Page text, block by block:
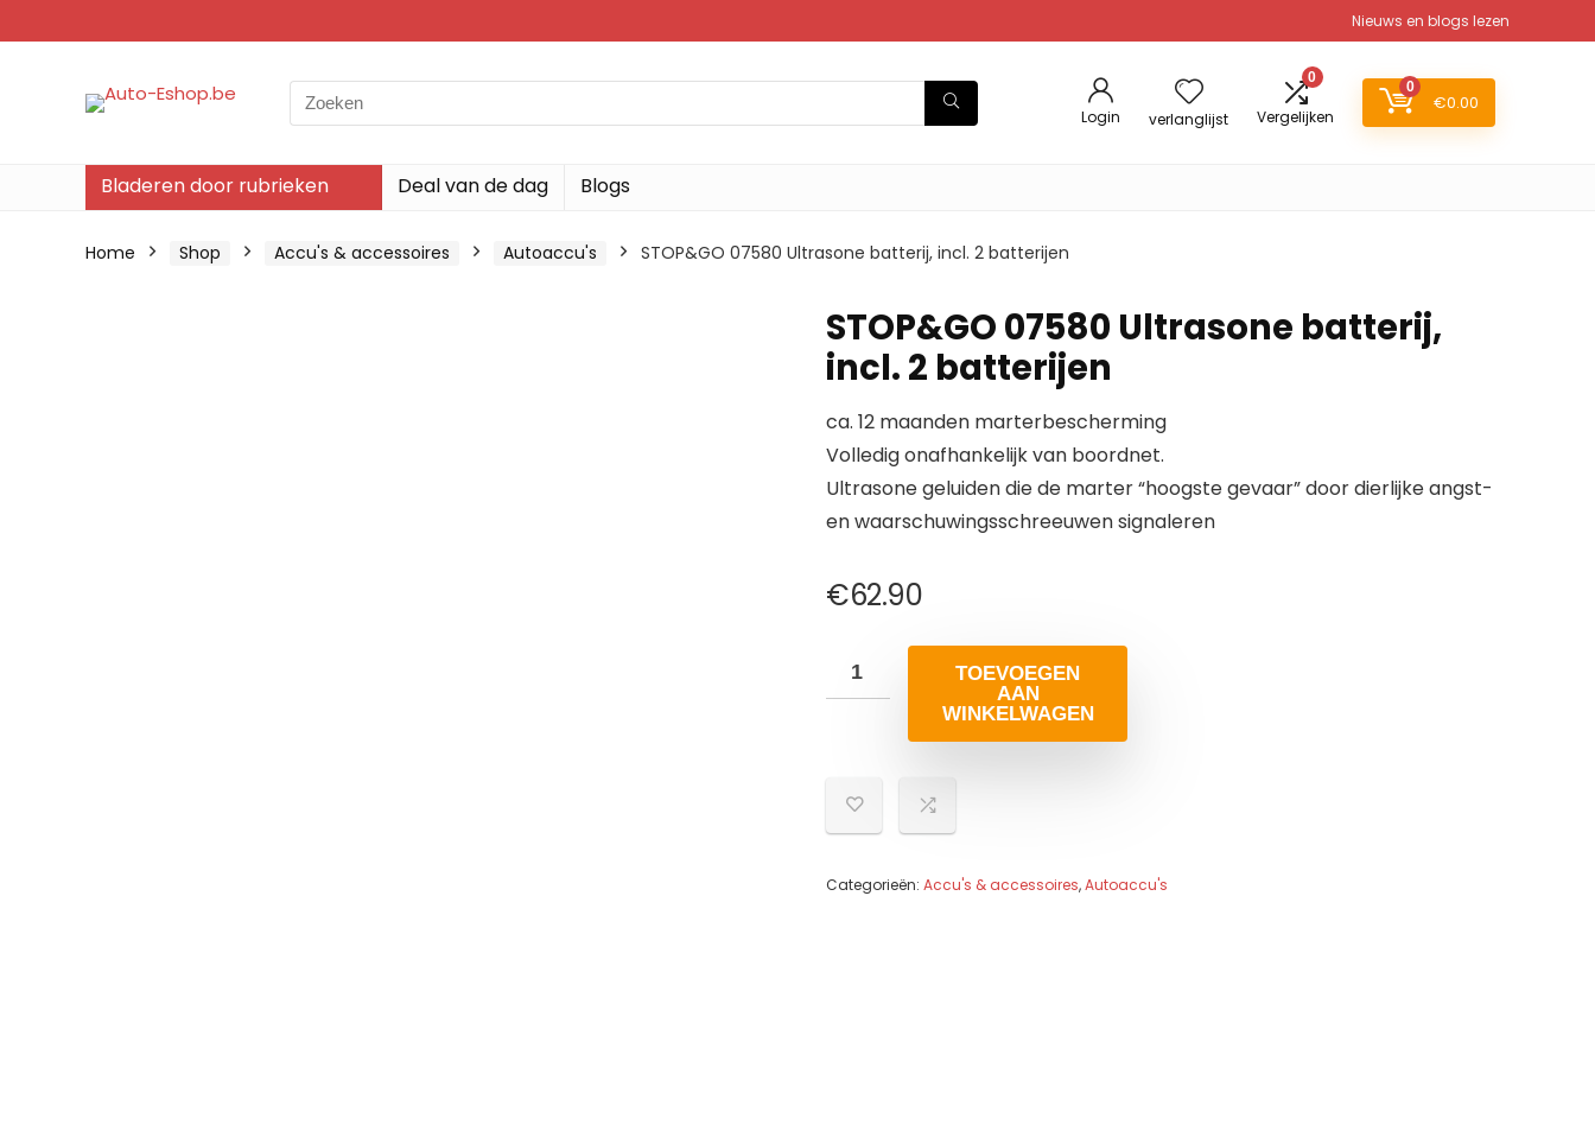
Nieuws en blogs lezen
Search
for:
Login verlanglijst
0
Vergelijken
0
€0.00
Bladeren door rubrieken Deal van de dag Blogs
Home Shop Accu's & accessoires Autoaccu's STOP&GO 07580 Ultrasone batterij, incl. 2 batterijen
STOP&GO 07580 Ultrasone batterij,
incl. 2 batterijen
ca. 12 maanden marterbescherming
Volledig onafhankelijk van boordnet.
Ultrasone geluiden die de marter “hoogste gevaar” door dierlijke angst-
en waarschuwingsschreeuwen signaleren
€62.90
TOEVOEGEN
AAN
WINKELWAGEN
Categorieën: Accu's & accessoires,Autoaccu's